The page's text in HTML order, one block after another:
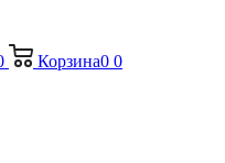
Корзина0 0